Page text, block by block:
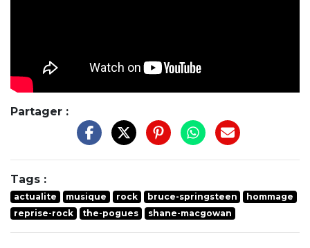
Partager :
Tags :
actualite musique rock bruce-springsteen
hommage
reprise-rock
the-pogues shane-macgowan